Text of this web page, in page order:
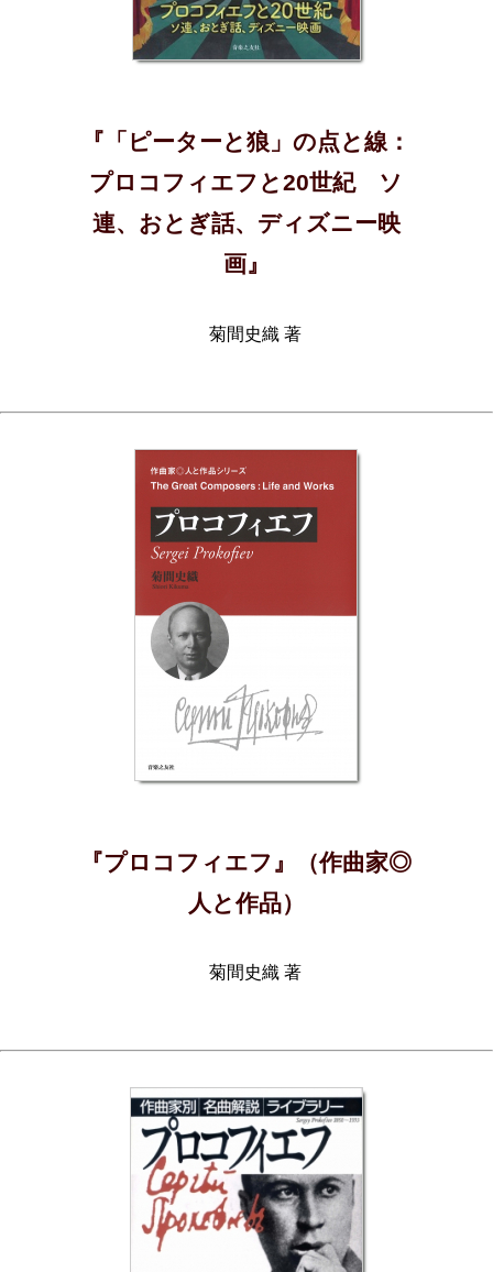
『「ピーターと狼」の点と線：
プロコフィエフと20世紀 ソ
連、おとぎ話、ディズニー映
画』
菊間史織 著
『プロコフィエフ』（作曲家◎
人と作品）
菊間史織 著